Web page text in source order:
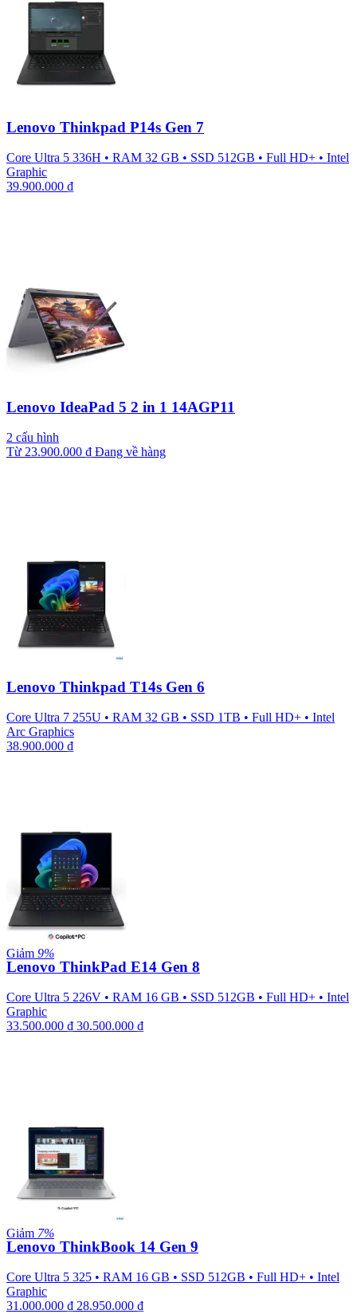
Lenovo Thinkpad P14s Gen 7
Core Ultra 5 336H • RAM 32 GB • SSD 512GB • Full HD+ • Intel
Graphic
39.900.000 ₫
Lenovo IdeaPad 5 2 in 1 14AGP11
2 cấu hình
Từ 23.900.000 ₫ Đang về hàng
Lenovo Thinkpad T14s Gen 6
Core Ultra 7 255U • RAM 32 GB • SSD 1TB • Full HD+ • Intel
Arc Graphics
38.900.000 ₫
Giảm 9%
Lenovo ThinkPad E14 Gen 8
Core Ultra 5 226V • RAM 16 GB • SSD 512GB • Full HD+ • Intel
Graphic
33.500.000 ₫ 30.500.000 ₫
Giảm 7%
Lenovo ThinkBook 14 Gen 9
Core Ultra 5 325 • RAM 16 GB • SSD 512GB • Full HD+ • Intel
Graphic
31.000.000 ₫ 28.950.000 ₫